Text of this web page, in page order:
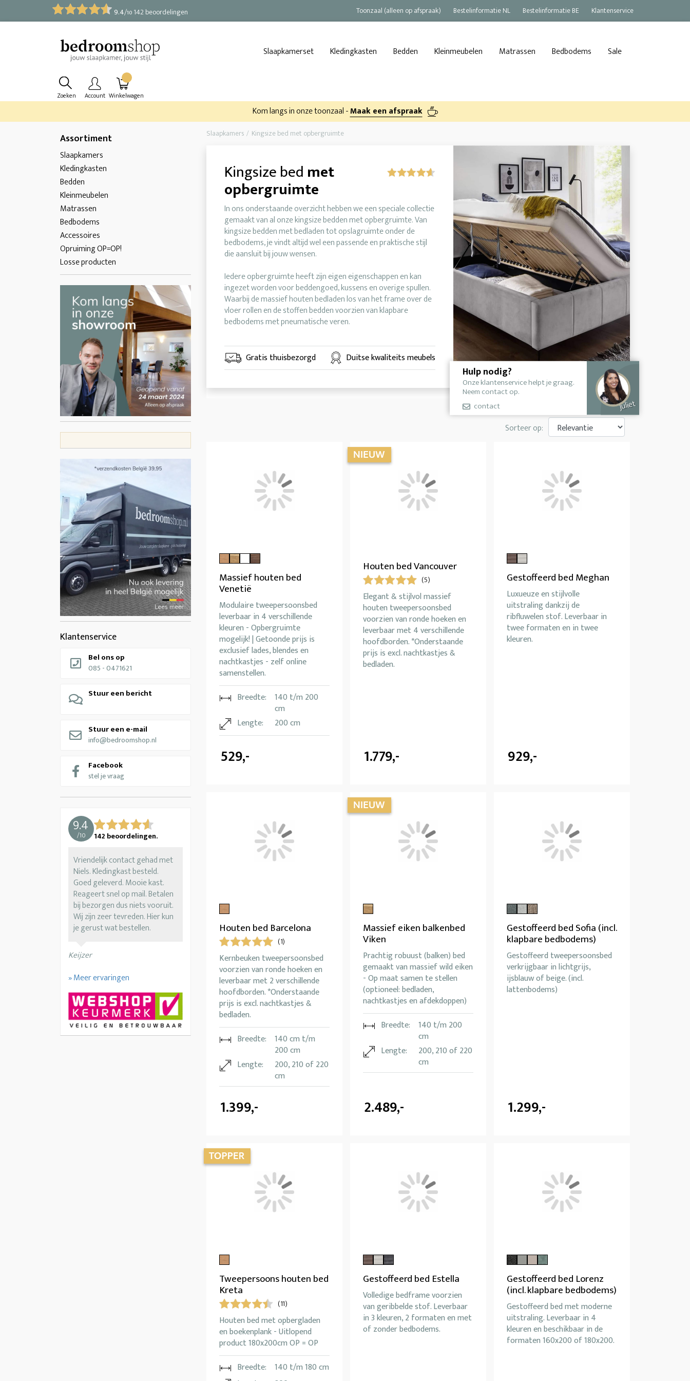
9.4/10 142 beoordelingen Toonzaal (alleen op afspraak) Bestelinformatie NL Bestelinformatie BE Klantenservice
Slaapkamerset Kledingkasten Bedden Kleinmeubelen Matrassen Bedbodems Sale
Zoeken Account Winkelwagen
Kom langs in onze toonzaal -Maak een afspraak
Assortiment
Slaapkamers
Kledingkasten
Bedden
Kleinmeubelen
Matrassen
Bedbodems
Accessoires
Opruiming OP=OP!
Losse producten
Klantenservice
Bel ons op
085 - 0471621
Stuur een bericht
Stuur een e-mail
info@bedroomshop.nl
Facebook
stel je vraag
9.4
/10 142 beoordelingen.
Vriendelijk contact gehad met
Niels. Kledingkast besteld.
Goed geleverd. Mooie kast.
Reageert snel op mail. Betalen
bij bezorgen dus niets vooruit.
Wij zijn zeer tevreden. Hier kun
je gerust wat bestellen.
Keijzer
» Meer ervaringen
Slaapkamers Kingsize bed met opbergruimte
Kingsize bed met
opbergruimte
In ons onderstaande overzicht hebben we een speciale collectie
gemaakt van al onze kingsize bedden met opbergruimte. Van
kingsize bedden met bedladen tot opslagruimte onder de
bedbodems, je vindt altijd wel een passende en praktische stijl
die aansluit bij jouw wensen.
Iedere opbergruimte heeft zijn eigen eigenschappen en kan
ingezet worden voor beddengoed, kussens en overige spullen.
Waarbij de massief houten bedladen los van het frame over de
vloer rollen en de stoffen bedden voorzien van klapbare
bedbodems met pneumatische veren.
Gratis thuisbezorgd Duitse kwaliteits meubels
Hulp nodig?
Onze klantenservice helpt je graag.
Neem contact op.
contact
Juliet
Sorteer op:
Massief houten bed
Venetië
Modulaire tweepersoonsbed
leverbaar in 4 verschillende
kleuren - Opbergruimte
mogelijk! | Getoonde prijs is
exclusief lades, blendes en
nachtkastjes - zelf online
samenstellen.
Breedte:
140 t/m 200
cm
Lengte:
200 cm
529,-
Houten bed Vancouver
(5)
Elegant & stijlvol massief
houten tweepersoonsbed
voorzien van ronde hoeken en
leverbaar met 4 verschillende
hoofdborden. *Onderstaande
prijs is excl. nachtkastjes &
bedladen.
1.779,-
Gestoffeerd bed Meghan
Luxueuze en stijlvolle
uitstraling dankzij de
ribfluwelen stof. Leverbaar in
twee formaten en in twee
kleuren.
929,-
Houten bed Barcelona
(1)
Kernbeuken tweepersoonsbed
voorzien van ronde hoeken en
leverbaar met 2 verschillende
hoofdborden. *Onderstaande
prijs is excl. nachtkastjes &
bedladen.
Breedte:
140 cm t/m
200 cm
Lengte:
200, 210 of 220
cm
1.399,-
Massief eiken balkenbed
Viken
Prachtig robuust (balken) bed
gemaakt van massief wild eiken
- Op maat samen te stellen
(optioneel: bedladen,
nachtkastjes en afdekdoppen)
Breedte:
140 t/m 200
cm
Lengte:
200, 210 of 220
cm
2.489,-
Gestoffeerd bed Sofia (incl.
klapbare bedbodems)
Gestoffeerd tweepersoonsbed
verkrijgbaar in lichtgrijs,
ijsblauw of beige. (incl.
lattenbodems)
1.299,-
Tweepersoons houten bed
Kreta
(11)
Houten bed met opbergladen
en boekenplank - Uitlopend
product 180x200cm OP = OP
Breedte:
140 t/m 180 cm
Gestoffeerd bed Estella
Volledige bedframe voorzien
van geribbelde stof. Leverbaar
in 3 kleuren, 2 formaten en met
of zonder bedbodems.
Gestoffeerd bed Lorenz
(incl. klapbare bedbodems)
Gestoffeerd bed met moderne
uitstraling. Leverbaar in 4
kleuren en beschikbaar in de
formaten 160x200 of 180x200.